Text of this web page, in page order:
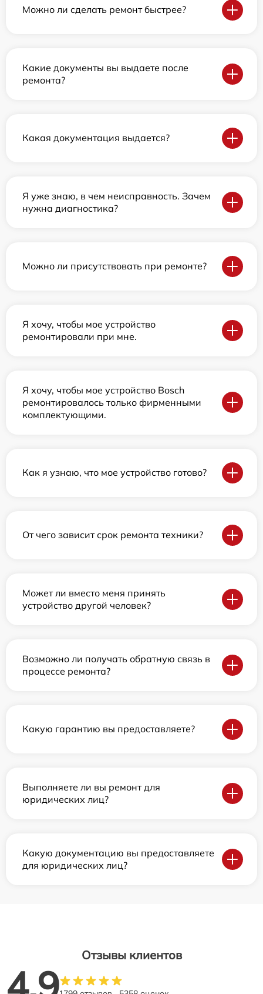
Можно ли сделать ремонт быстрее?
Какие документы вы выдаете после
ремонта?
Какая документация выдается?
Я уже знаю, в чем неисправность. Зачем
нужна диагностика?
Можно ли присутствовать при ремонте?
Я хочу, чтобы мое устройство
ремонтировали при мне.
Я хочу, чтобы мое устройство Bosch
ремонтировалось только фирменными
комплектующими.
Как я узнаю, что мое устройство готово?
От чего зависит срок ремонта техники?
Может ли вместо меня принять
устройство другой человек?
Возможно ли получать обратную связь в
процессе ремонта?
Какую гарантию вы предоставляете?
Выполняете ли вы ремонт для
юридических лиц?
Какую документацию вы предоставляете
для юридических лиц?
Отзывы клиентов